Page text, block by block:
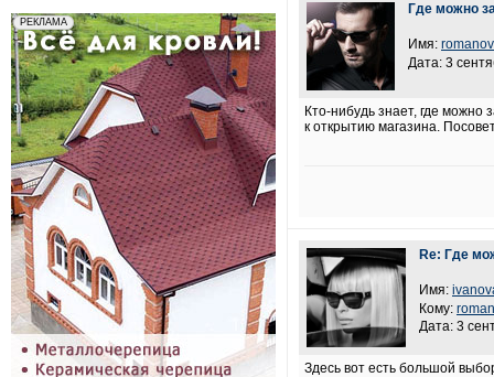
Где можно
Имя:
Дата: 3
Кто-нибудь знает, где можно
к открытию магазина.
Re: Где
Имя:
Кому:
Дата: 3
Здесь вот есть большой